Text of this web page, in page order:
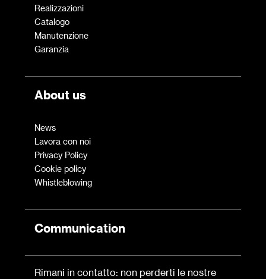
Realizzazioni
Catalogo
Manutenzione
Garanzia
About us
News
Lavora con noi
Privacy Policy
Cookie policy
Whistleblowing
Communication
Rimani in contatto: non perderti le nostre